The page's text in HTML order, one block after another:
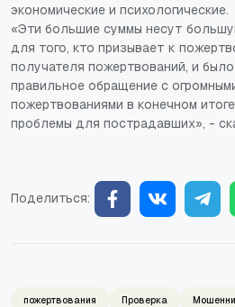
экономические и психологические.
«Эти большие суммы несут
для того, кто призывает к
получателя пожертвований, и
правильное обращение с
пожертвованиями в конечном
проблемы для пострадавших», -
Поделиться:
пожертвования Проверка